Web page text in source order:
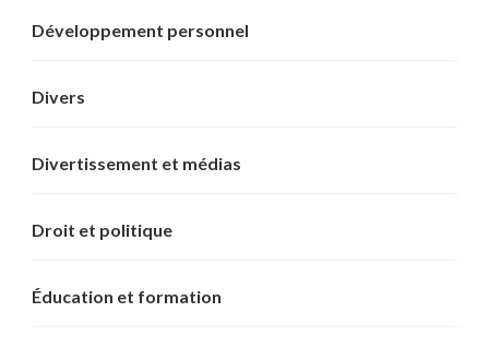
Développement personnel
Divers
Divertissement et médias
Droit et politique
Éducation et formation